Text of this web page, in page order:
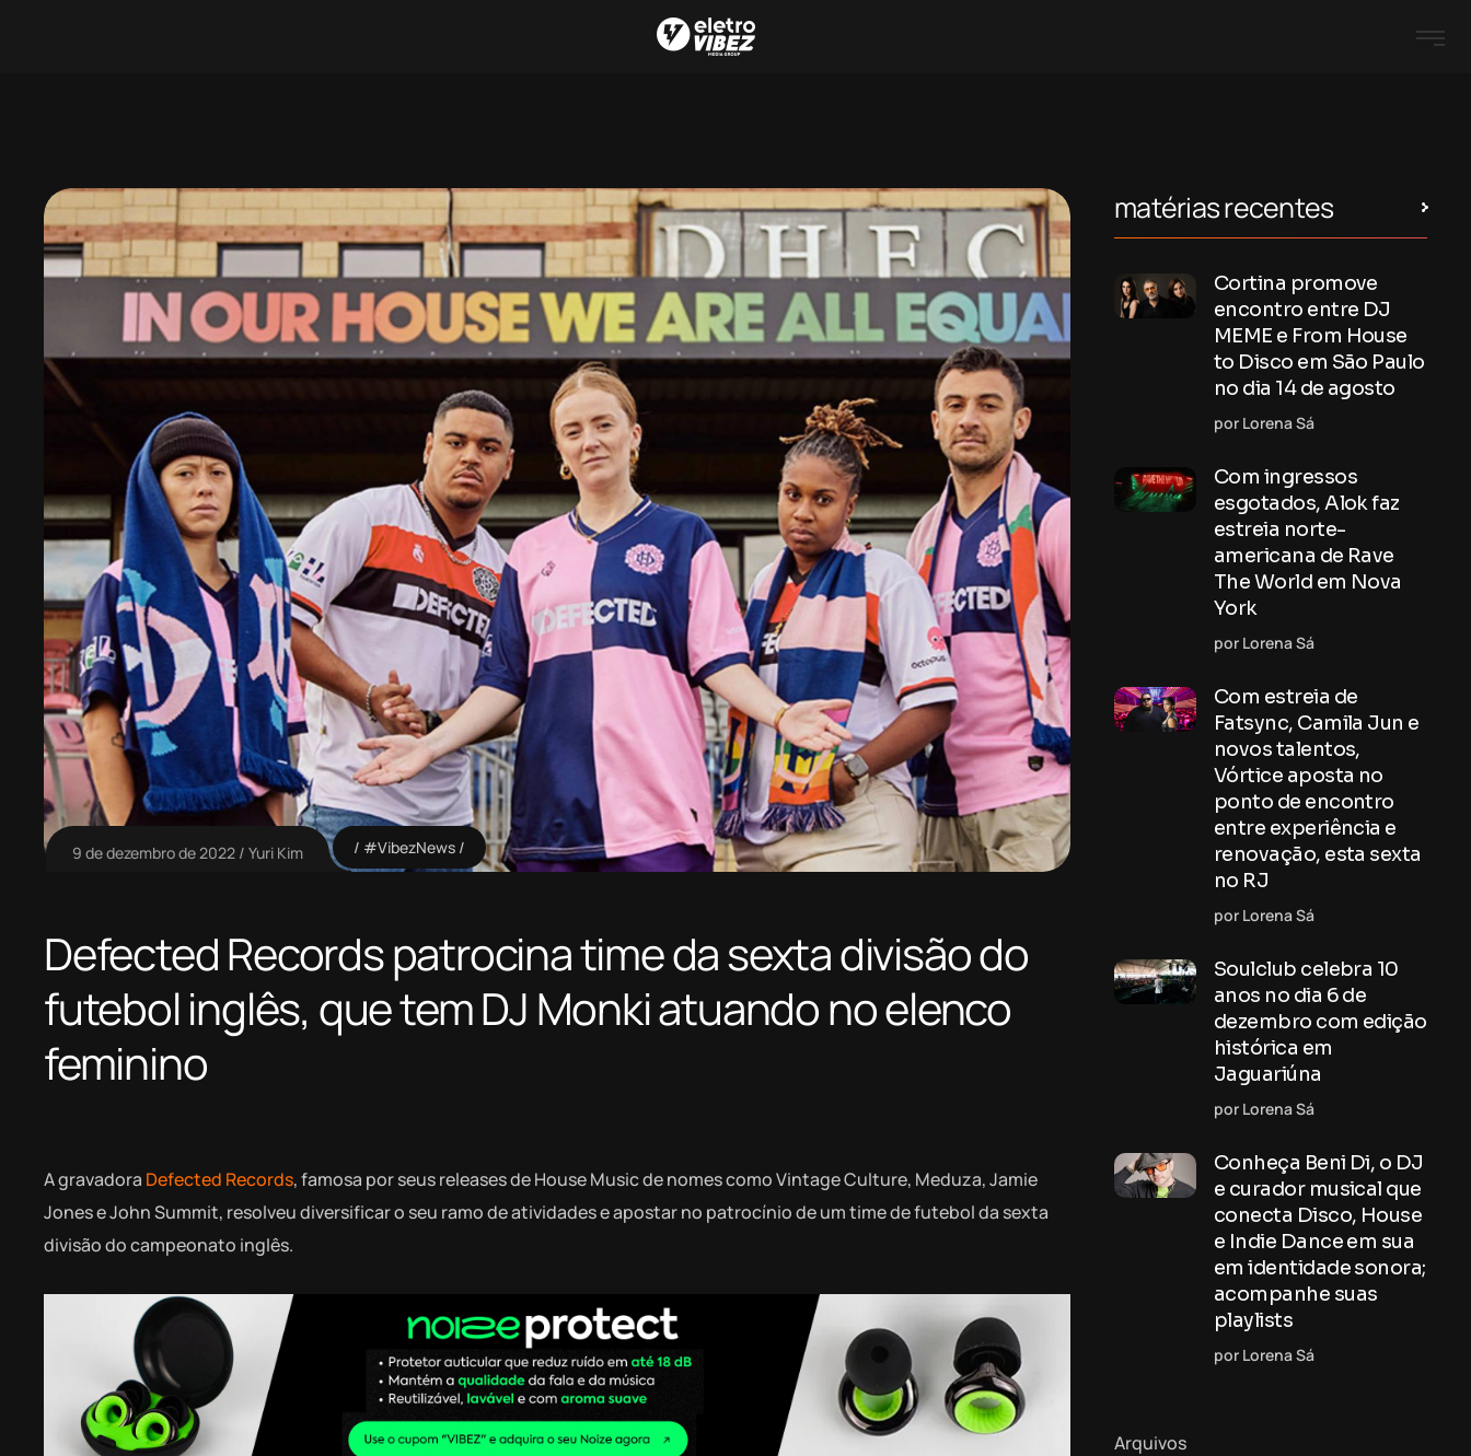
9 de dezembro de 2022 Yuri Kim #VibezNews
Defected Records patrocina time da sexta divisão do
futebol inglês, que tem DJ Monki atuando no elenco
feminino
A gravadora Defected Records, famosa por seus releases de House Music de nomes como Vintage Culture, Meduza, Jamie
Jones e John Summit, resolveu diversificar o seu ramo de atividades e apostar no patrocínio de um time de futebol da sexta
divisão do campeonato inglês.
matérias recentes
Cortina promove
encontro entre DJ
MEME e From House
to Disco em São Paulo
no dia 14 de agosto
por Lorena Sá
Com ingressos
esgotados, Alok faz
estreia norte-
americana de Rave
The World em Nova
York
por Lorena Sá
Com estreia de
Fatsync, Camila Jun e
novos talentos,
Vórtice aposta no
ponto de encontro
entre experiência e
renovação, esta sexta
no RJ
por Lorena Sá
Soulclub celebra 10
anos no dia 6 de
dezembro com edição
histórica em
Jaguariúna
por Lorena Sá
Conheça Beni Di, o DJ
e curador musical que
conecta Disco, House
e Indie Dance em sua
em identidade sonora;
acompanhe suas
playlists
por Lorena Sá
Arquivos